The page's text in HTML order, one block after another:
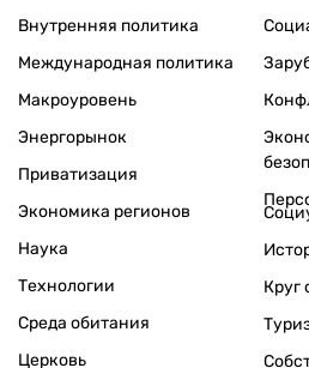
Внутренняя политика
Международная политика
Макроуровень
Энергорынок
Приватизация
Экономика регионов
Наука
Технологии
Среда обитания
Церковь
Круг